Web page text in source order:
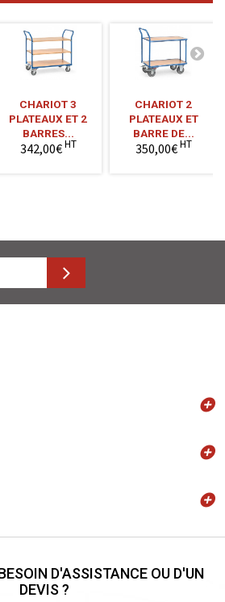
CHARIOT 3
PLATEAUX ET 2
BARRES...
342,00€HT
CHARIOT 2
PLATEAUX ET
BARRE DE...
350,00€HT
D'ASSISTANCE OU D'UN
DEVIS ?